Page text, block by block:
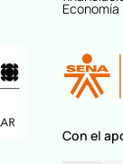
Con el